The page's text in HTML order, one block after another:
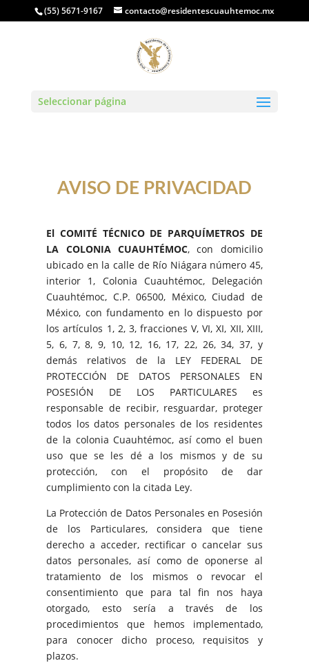
(55) 5671-9167 contacto@residentescuauhtemoc.mx
Seleccionar página
AVISO DE PRIVACIDAD
El COMITÉ TÉCNICO DE PARQUÍMETROS DE
LA COLONIA CUAUHTÉMOC, con domicilio
ubicado en la calle de Río Niágara número 45,
interior 1, Colonia Cuauhtémoc, Delegación
Cuauhtémoc, C.P. 06500, México, Ciudad de
México, con fundamento en lo dispuesto por
los artículos 1, 2, 3, fracciones V, VI, XI, XII, XIII,
5, 6, 7, 8, 9, 10, 12, 16, 17, 22, 26, 34, 37, y
demás relativos de la LEY FEDERAL DE
PROTECCIÓN DE DATOS PERSONALES EN
POSESIÓN DE LOS PARTICULARES es
responsable de recibir, resguardar, proteger
todos los datos personales de los residentes
de la colonia Cuauhtémoc, así como el buen
uso que se les dé a los mismos y de su
protección, con el propósito de dar
cumplimiento con la citada Ley.
La Protección de Datos Personales en Posesión
de los Particulares, considera que tiene
derecho a acceder, rectificar o cancelar sus
datos personales, así como de oponerse al
tratamiento de los mismos o revocar el
consentimiento que para tal fin nos haya
otorgado, esto sería a través de los
procedimientos que hemos implementado,
para conocer dicho proceso, requisitos y
plazos.